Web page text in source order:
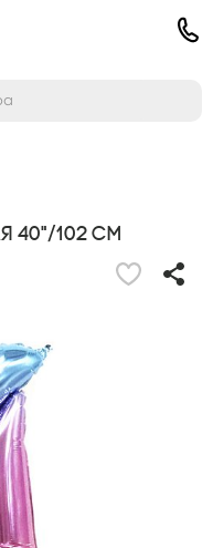
40"/102 см